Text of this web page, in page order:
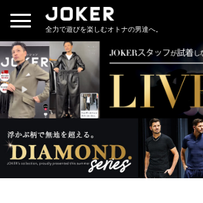
全力で遊びを楽しむオトナの男達へ。